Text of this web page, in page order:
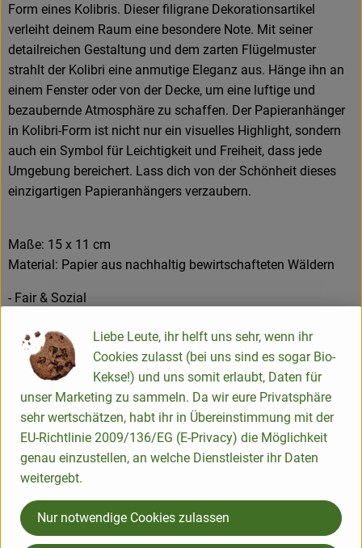
Form eines Kolibris. Dieser filigrane Dekorationsartikel
verleiht deinem Raum eine besondere Note. Mit seiner
detailreichen Gestaltung und dem zarten Flügelmuster
strahlt der Kolibri eine anmutige Eleganz aus. Hänge ihn an
einem Fenster oder von der Decke, um eine luftige und
bezaubernde Atmosphäre zu schaffen. Der Papieranhänger
in Kolibri-Form ist nicht nur ein visuelles Highlight, sondern
auch ein Symbol für Leichtigkeit und Freiheit, dass jede
Umgebung bereichert. Lass dich von der Schönheit dieses
einzigartigen Papieranhängers verzaubern.
Maße: 15 x 11 cm
Material: Papier aus nachhaltig bewirtschafteten Wäldern
- Fair & Sozial
- Handgefertigt
Produktinformationen
Herkunft
Hersteller: Tranquillo
Liebe Leute, ihr helft uns sehr, wenn ihr
Cookies zulasst (bei uns sind es sogar Bio-
Kekse!) und uns somit erlaubt, Daten für
unser Marketing zu sammeln. Da wir eure Privatsphäre
sehr wertschätzen, habt ihr in Übereinstimmung mit der
EU-Richtlinie 2009/136/EG (E-Privacy) die Möglichkeit
genau einzustellen, an welche Dienstleister ihr Daten
weitergebt.
Nur notwendige Cookies zulassen